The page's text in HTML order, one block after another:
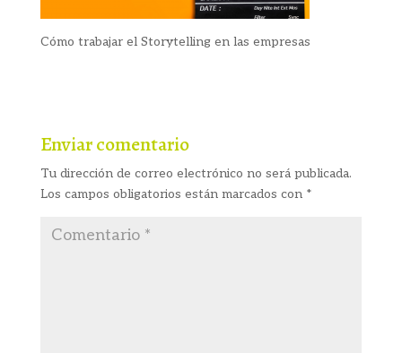
Cómo trabajar el Storytelling en las empresas
Enviar comentario
Tu dirección de correo electrónico no será publicada.
Los campos obligatorios están marcados con *